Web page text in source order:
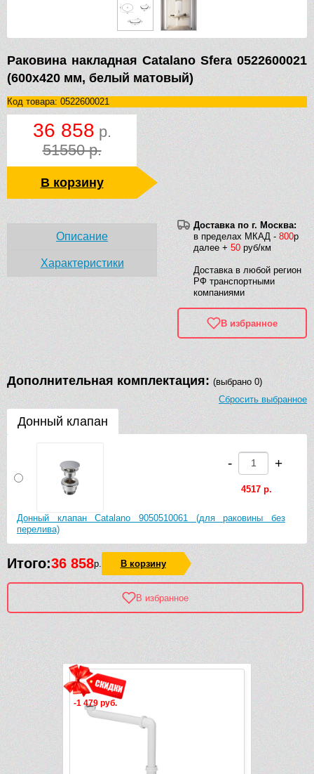
Раковина накладная Catalano Sfera 0522600021
(600х420 мм, белый матовый)
Код товара: 0522600021
36 858 р.
51550 р.
В корзину
Доставка по г. Москва:
в пределах МКАД - 800р
далее + 50 руб/км
Доставка в любой регион
РФ транспортными
компаниями
В избранное
Описание
Характеристики
Дополнительная комплектация: (выбрано 0)
Сбросить выбранное
Донный клапан
Донный клапан Catalano 9050510061 (для раковины без
перелива)
- +
4517 р.
Итого:36 858р. В корзину
В избранное
-1 479 руб.